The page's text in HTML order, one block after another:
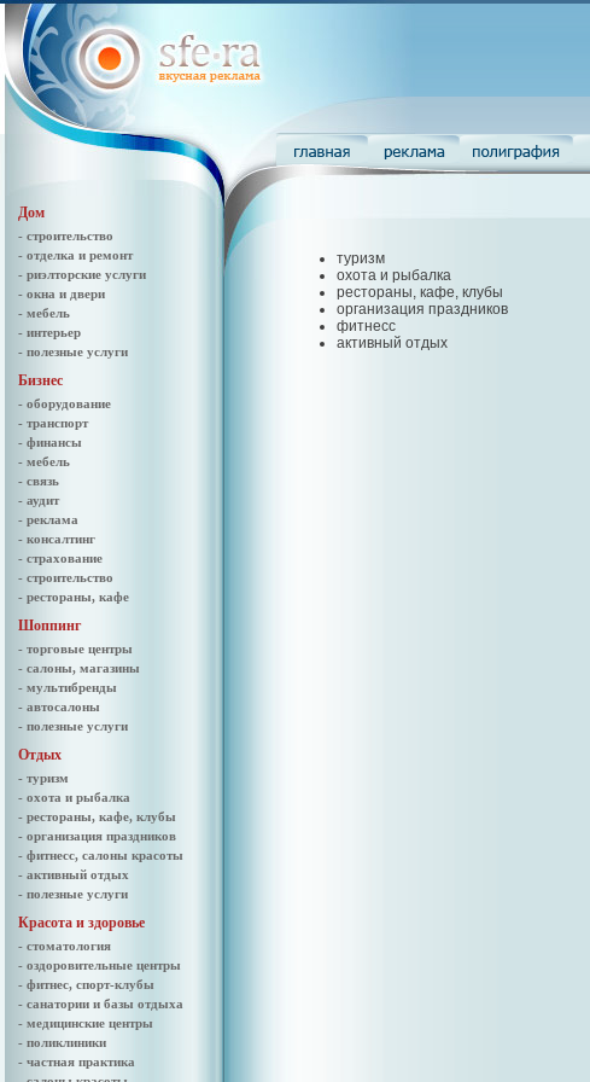
Дом
- строительство
- отделка и ремонт
- риэлторские услуги
- окна и двери
- мебель
- интерьер
- полезные услуги
Бизнес
- оборудование
- транспорт
- финансы
- мебель
- связь
- аудит
- реклама
- консалтинг
- страхование
- строительство
- рестораны, кафе
Шоппинг
- торговые центры
- салоны, магазины
- мультибренды
- автосалоны
- полезные услуги
Отдых
- туризм
- охота и рыбалка
- рестораны, кафе, клубы
- организация праздников
- фитнесс, салоны красоты
- активный отдых
- полезные услуги
Красота и здоровье
- стоматология
- оздоровительные центры
- фитнес, спорт-клубы
- санатории и базы отдыха
- медицинские центры
- поликлиники
- частная практика
туризм
охота и рыбалка
рестораны, кафе, клубы
организация праздников
фитнесс
активный отдых